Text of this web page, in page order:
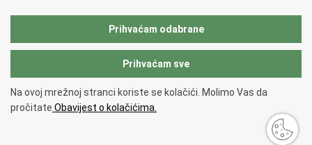
Vučetić"
Copyright © 2026 Policijska uprava šibensko-kninska.
Izjava o pristupačnosti.
Prihvaćam odabrane
Prihvaćam sve
Na ovoj mrežnoj stranci koriste se kolačići. Molimo Vas da
pročitate Obavijest o kolačićima.